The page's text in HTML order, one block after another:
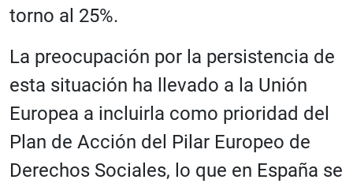
torno al 25%.
La preocupación por la persistencia de
esta situación ha llevado a la Unión
Europea a incluirla como prioridad del
Plan de Acción del Pilar Europeo de
Derechos Sociales, lo que en España se